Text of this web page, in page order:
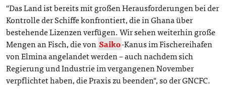
"Das Land ist bereits mit großen Herausforderungen bei der
Kontrolle der Schiffe konfrontiert, die in Ghana über
bestehende Lizenzen verfügen. Wir sehen weiterhin große
Mengen an Fisch, die von Saiko-Kanus im Fischereihafen
von Elmina angelandet werden – auch nachdem sich
Regierung und Industrie im vergangenen November
verpflichtet haben, die Praxis zu beenden", so der GNCFC.